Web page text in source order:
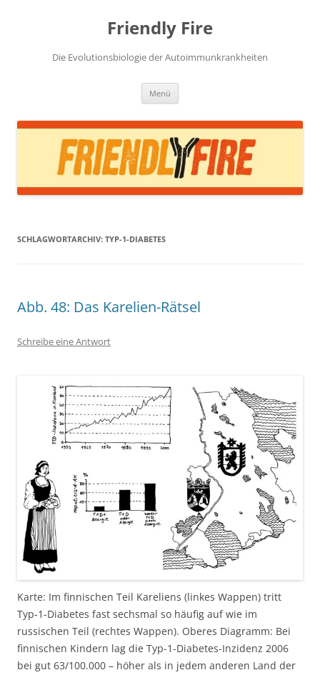
Friendly Fire
Die Evolutionsbiologie der Autoimmunkrankheiten
Menü
SCHLAGWORTARCHIV: TYP-1-DIABETES
Abb. 48: Das Karelien-Rätsel
Schreibe eine Antwort
Karte: Im finnischen Teil Kareliens (linkes Wappen) tritt
Typ-1-Diabetes fast sechsmal so häufig auf wie im
russischen Teil (rechtes Wappen). Oberes Diagramm: Bei
finnischen Kindern lag die Typ-1-Diabetes-Inzidenz 2006
bei gut 63/100.000 – höher als in jedem anderen Land der